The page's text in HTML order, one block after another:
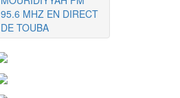
95.6 MHZ EN DIRECT
DE TOUBA